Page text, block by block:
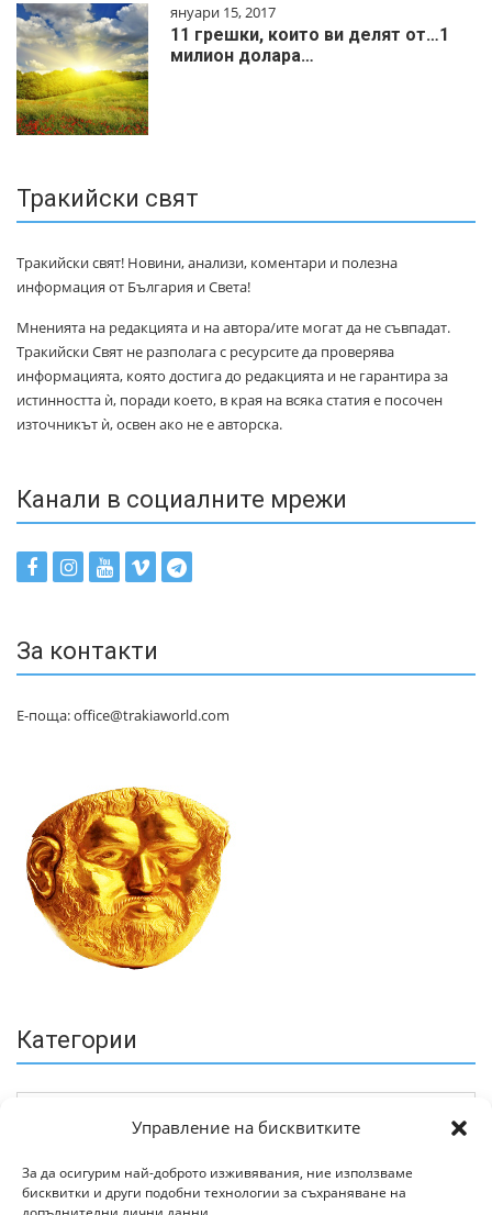
Управление на бисквитките
За да осигурим най-доброто изживявания, ние използваме
бисквитки и други подобни технологии за съхраняване на
януари 15, 2017
11 грешки, които ви делят от…1
милиoн дoлapa…
Тракийски свят
Тракийски свят! Новини, анализи, коментари и полезна
информация от България и Света!
Мненията на редакцията и на автора/ите могат да не съвпадат.
Тракийски Свят не разполага с ресурсите да проверява
информацията, която достига до редакцията и не гарантира за
истинността ѝ, поради което, в края на всяка статия е посочен
източникът ѝ, освен ако не е авторска.
Канали в социалните мрежи
За контакти
Е-поща: office@trakiaworld.com
Категории
Архив